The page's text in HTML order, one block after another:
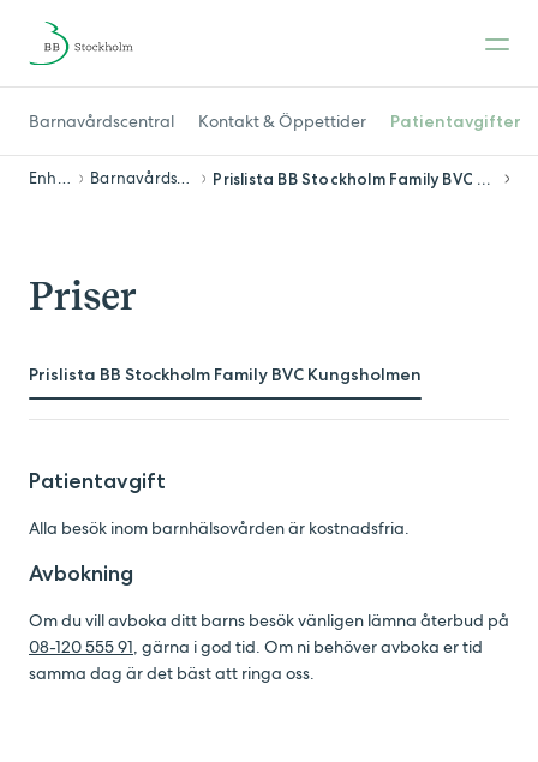
Barnavårdscentral Kontakt & Öppettider Patientavgifter
Enheter Barnavårdscentral Prislista BB Stockholm Family BVC Kungsholmen
Priser
Prislista BB Stockholm Family BVC Kungsholmen
Patientavgift
Alla besök inom barnhälsovården är kostnadsfria.
Avbokning
Om du vill avboka ditt barns besök vänligen lämna återbud på
08-120 555 91, gärna i god tid. Om ni behöver avboka er tid
samma dag är det bäst att ringa oss.